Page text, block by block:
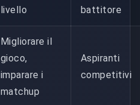
livello
battitore
Migliorare il
gioco,
imparare i
matchup
Aspiranti
competitivi